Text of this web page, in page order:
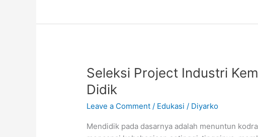
Seleksi Project Industri
Didik
Leave a Comment / Edukasi / Diyarko
Mendidik pada dasarnya adalah menuntun